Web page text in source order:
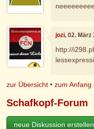
jozi, 02. März
http://
zur Übersicht •zum Anfang
Schafkopf-Forum
neue Diskussion erstellen